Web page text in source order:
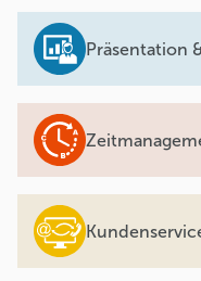
Präsentation